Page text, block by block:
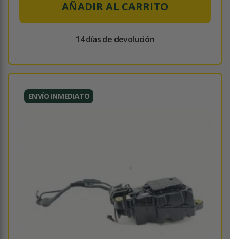
AÑADIR AL CARRITO
14 días de devolución
ENVÍO INMEDIATO